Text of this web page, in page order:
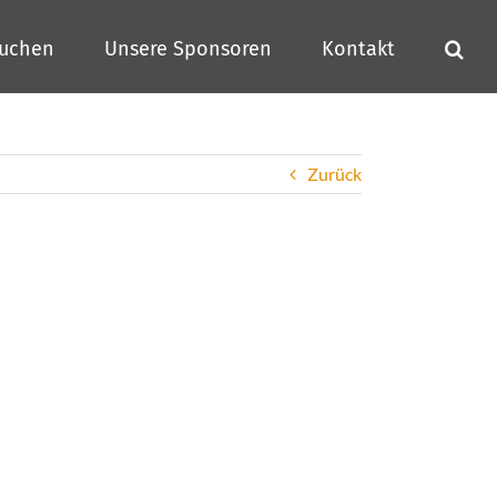
Unsere Sponsoren Kontakt
Zurück